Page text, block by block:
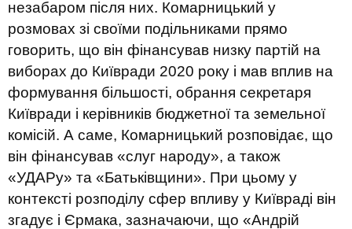
незабаром після них. Комарницький у
розмовах зі своїми подільниками прямо
говорить, що він фінансував низку партій на
виборах до Київради 2020 року і мав вплив на
формування більшості, обрання секретаря
Київради і керівників бюджетної та земельної
комісій. А саме, Комарницький розповідає, що
він фінансував «слуг народу», а також
«УДАРу» та «Батьківщини». При цьому у
контексті розподілу сфер впливу у Київраді він
згадує і Єрмака, зазначаючи, що «Андрій